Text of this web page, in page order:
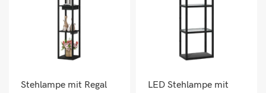
Stehlampe mit Regal
LED Stehlampe mit